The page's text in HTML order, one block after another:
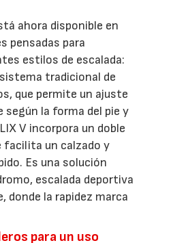
ahora disponible en
pensadas para
estilos de escalada:
tradicional de
que permite un ajuste
según la forma del pie y
V incorpora un doble
facilita un calzado y
Es una solución
escalada deportiva
donde la rapidez marca
para un uso